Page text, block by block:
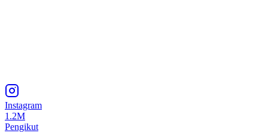
Instagram
1.2M
Pengikut